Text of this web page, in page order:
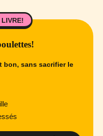
LIVRE!
bon, sans sacrifier le